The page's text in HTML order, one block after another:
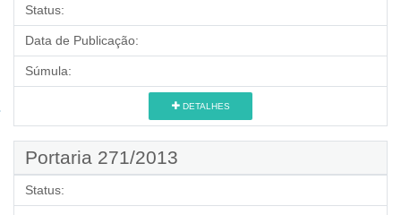
Status:
Data de Publicação:
Súmula:
DETALHES
Portaria 271/2013
Status: